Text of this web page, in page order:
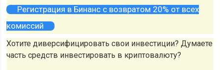
Регистрация в Бинанс с возвратом 20% от всех
комиссий
Хотите диверсифицировать свои инвестиции? Думаете
часть средств инвестировать в криптовалюту?